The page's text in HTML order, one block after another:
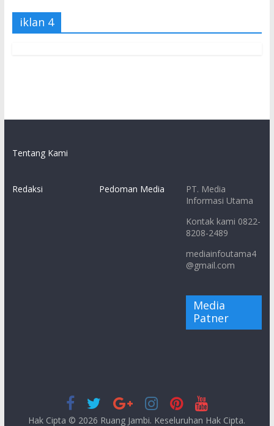
iklan 4
Tentang Kami
Redaksi Pedoman Media
PT. Media
Informasi Utama
Kontak kami 0822-
8208-2489
mediainfoutama4
@gmail.com
Media
Patner
Hak Cipta © 2026 Ruang Jambi. Keseluruhan Hak Cipta.